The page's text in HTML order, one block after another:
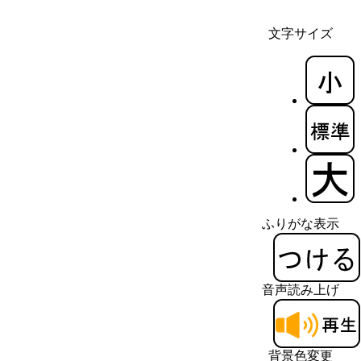
文字サイズ
ふりがな表示
音声読み上げ
背景色変更